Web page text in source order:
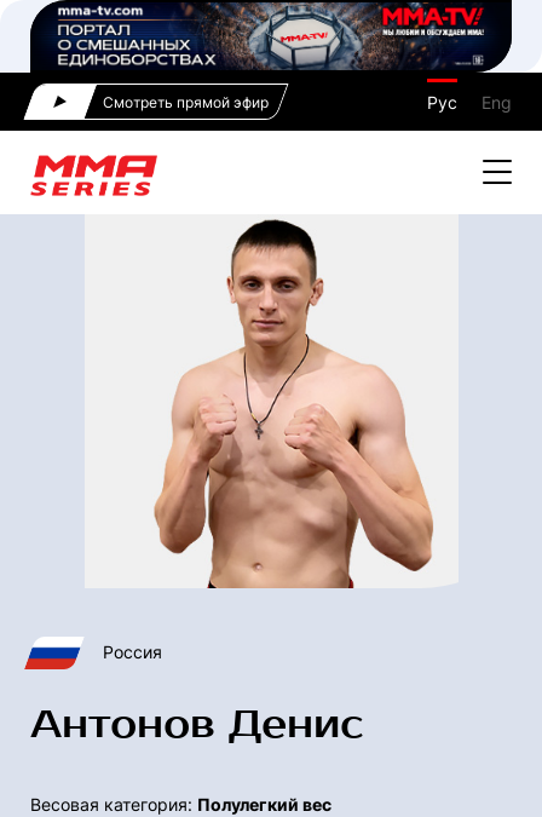
Смотреть прямой эфир Рус Eng
Россия
Антонов Денис
Весовая категория: Полулегкий вес